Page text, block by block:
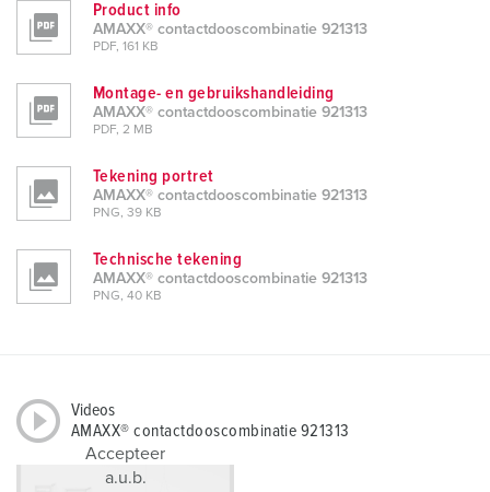
Product info
AMAXX® contactdooscombinatie 921313
PDF, 161 KB
Montage- en gebruikshandleiding
AMAXX® contactdooscombinatie 921313
PDF, 2 MB
Tekening portret
AMAXX® contactdooscombinatie 921313
PNG, 39 KB
Technische tekening
AMAXX® contactdooscombinatie 921313
PNG, 40 KB
Videos
AMAXX® contactdooscombinatie 921313
Accepteer
a.u.b.